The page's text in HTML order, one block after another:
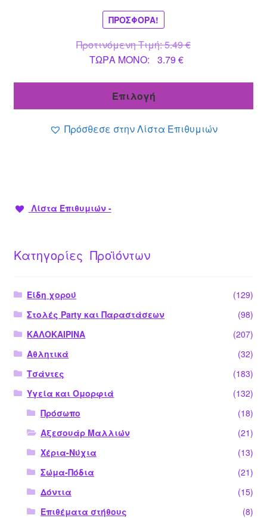
ΠΡΟΣΦΟΡΆ!
Προτινόμενη Τιμή:5.49€Original
ΤΩΡΑ MONO: 3.79€Η
Επιλογή
Πρόσθεσε στην Λίστα Επιθυμιών
Λίστα Επιθυμιών -
Κατηγορίες Προϊόντων
Είδη χορού
(129)
Στολές Party και Παραστάσεων
(98)
ΚΑΛΟΚΑΙΡΙΝΑ
(207)
Αθλητικά
(32)
Τσάντες
(183)
Υγεία και Ομορφιά
(132)
Πρόσωπο
(18)
Αξεσουάρ Μαλλιών
(21)
Χέρια-Νύχια
(13)
Σώμα-Πόδια
(21)
Δόντια
(15)
Επιθέματα στήθους
(8)